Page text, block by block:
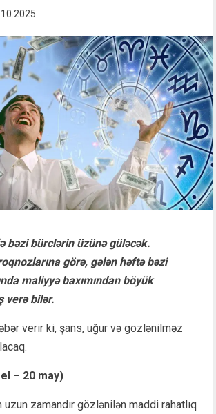
bəzi bürclərin üzünə güləcək.
görə, gələn həftə bəzi
maliyyə baxımından böyük
verə bilər.
verir ki, şans, uğur və gözlənilməz
– 20 may)
uzun zamandır gözlənilən maddi rahatlıq